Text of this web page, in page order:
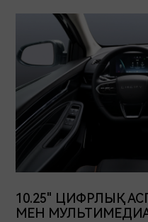
10.25" ЦИФРЛЫҚ
МЕН